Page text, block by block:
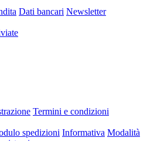
Dati bancari Newsletter
Termini e condizioni
spedizioni Informativa Modalità